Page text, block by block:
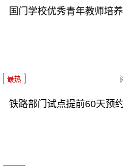
国门学校优秀青年教师培
最热
铁路部门试点提前60天预